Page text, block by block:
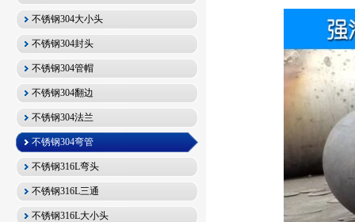
不锈钢304大小头
不锈钢304封头
不锈钢304管帽
不锈钢304翻边
不锈钢304法兰
不锈钢304弯管
不锈钢316L弯头
不锈钢316L三通
不锈钢316L大小头